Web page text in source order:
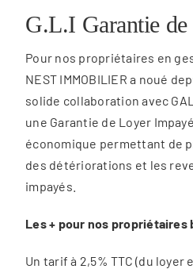
G.L.I Garantie de
Pour nos propriétaires en
NEST IMMOBILIER a noué
solide collaboration avec
une Garantie de Loyer
économique permettant de
des détériorations et les
impayés.
Les + pour nos propriétaires
Un tarif à 2,5% TTC (du loyer